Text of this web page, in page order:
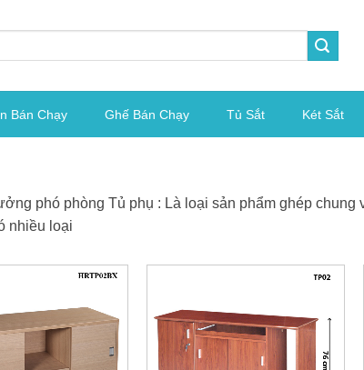
Bán Chạy Ghế Bán Chạy Tủ Sắt Két Sắt
phó phòng Tủ phụ : Là loại sản phẩm ghép chung
nhiều loại